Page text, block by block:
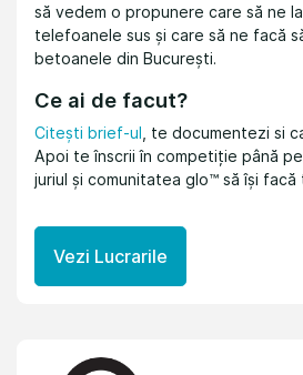
să vedem o propunere care să ne
telefoanele sus și care să ne facă
betoanele din București.
Ce ai de facut?
Citești brief-ul , te documentezi si
Apoi te înscrii în competiție până
juriul și comunitatea glo™ să își facă
Vezi Lucrarile